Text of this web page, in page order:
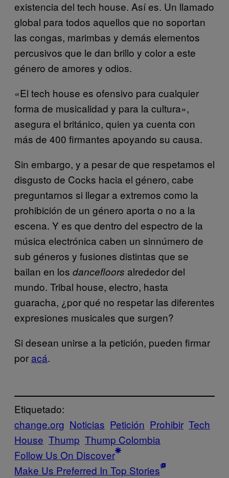
existencia del tech house. Así es. Un llamado
global para todos aquellos que no soportan
las congas, marimbas y demás elementos
percusivos que le dan brillo y color a este
género de amores y odios.
«El tech house es ofensivo para cualquier
forma de musicalidad y para la cultura»,
asegura el británico, quien ya cuenta con
más de 400 firmantes apoyando su causa.
Sin embargo, y a pesar de que respetamos el
disgusto de Cocks hacia el género, cabe
preguntarnos si llegar a extremos como la
prohibición de un género aporta o no a la
escena. Y es que dentro del espectro de la
música electrónica caben un sinnúmero de
sub géneros y fusiones distintas que se
bailan en los dancefloors alrededor del
mundo. Tribal house, electro, hasta
guaracha, ¿por qué no respetar las diferentes
expresiones musicales que surgen?
Si desean unirse a la petición, pueden firmar
por acá.
Etiquetado:
change.org Noticias Petición Prohibir Tech
House Thump Thump Colombia
Follow Us On Discover
Make Us Preferred In Top Stories